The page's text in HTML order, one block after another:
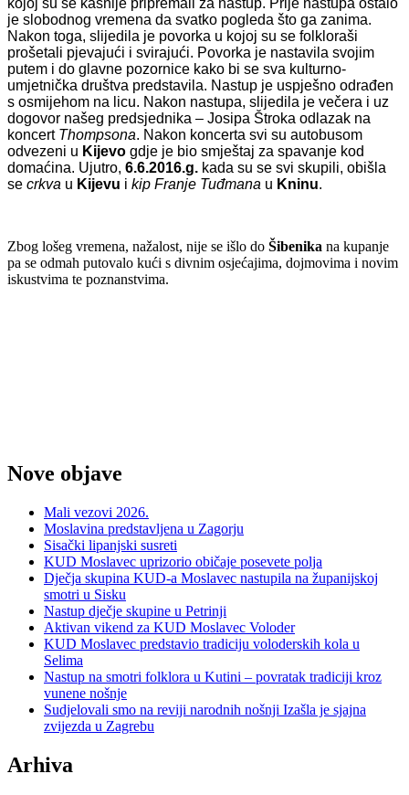
kojoj su se kasnije pripremali za nastup. Prije nastupa ostalo
je slobodnog vremena da svatko pogleda što ga zanima.
Nakon toga, slijedila je povorka u kojoj su se folkloraši
prošetali pjevajući i svirajući. Povorka je nastavila svojim
putem i do glavne pozornice kako bi se sva kulturno-
umjetnička društva predstavila. Nastup je uspješno odrađen
s osmijehom na licu. Nakon nastupa, slijedila je večera i uz
dogovor našeg predsjednika – Josipa Štroka odlazak na
koncert Thompsona. Nakon koncerta svi su autobusom
odvezeni u Kijevo gdje je bio smještaj za spavanje kod
domaćina. Ujutro, 6.6.2016.g. kada su se svi skupili, obišla
se crkva u Kijevu i kip Franje Tuđmana u Kninu.
Zbog lošeg vremena, nažalost, nije se išlo do Šibenika na kupanje
pa se odmah putovalo kući s divnim osjećajima, dojmovima i novim
iskustvima te poznanstvima.
Nove objave
Mali vezovi 2026.
Moslavina predstavljena u Zagorju
Sisački lipanjski susreti
KUD Moslavec uprizorio običaje posevete polja
Dječja skupina KUD-a Moslavec nastupila na županijskoj
smotri u Sisku
Nastup dječje skupine u Petrinji
Aktivan vikend za KUD Moslavec Voloder
KUD Moslavec predstavio tradiciju voloderskih kola u
Selima
Nastup na smotri folklora u Kutini – povratak tradiciji kroz
vunene nošnje
Sudjelovali smo na reviji narodnih nošnji Izašla je sjajna
zvijezda u Zagrebu
Arhiva